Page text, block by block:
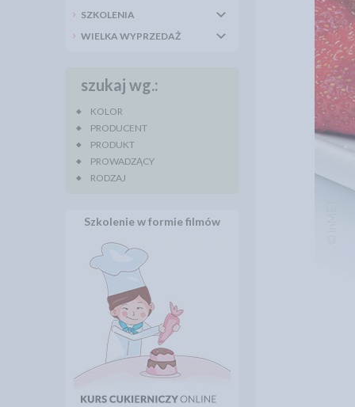
SZKOLENIA
WIELKA WYPRZEDAŻ
szukaj wg.:
KOLOR
PRODUCENT
PRODUKT
PROWADZĄCY
RODZAJ
Szkolenie w formie filmów